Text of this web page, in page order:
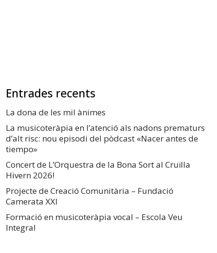
Entrades recents
La dona de les mil ànimes
La musicoteràpia en l’atenció als nadons prematurs
d’alt risc: nou episodi del pòdcast «Nacer antes de
tiempo»
Concert de L’Orquestra de la Bona Sort al Cruïlla
Hivern 2026!
Projecte de Creació Comunitària – Fundació
Camerata XXI
Formació en musicoteràpia vocal – Escola Veu
Integral